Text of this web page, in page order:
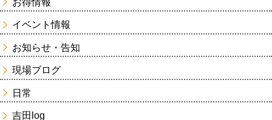
イベント情報
お知らせ・告知
現場ブログ
日常
吉田log